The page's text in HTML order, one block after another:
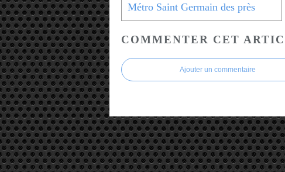
Métro Saint Germain des près
COMMENTER CET
Ajouter un commentaire